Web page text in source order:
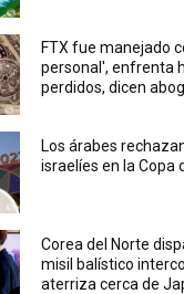
FTX fue manejado
personal', enfrenta
perdidos, dicen
Los árabes
israelíes en la Copa
Corea del Norte
misil balístico
aterriza cerca de